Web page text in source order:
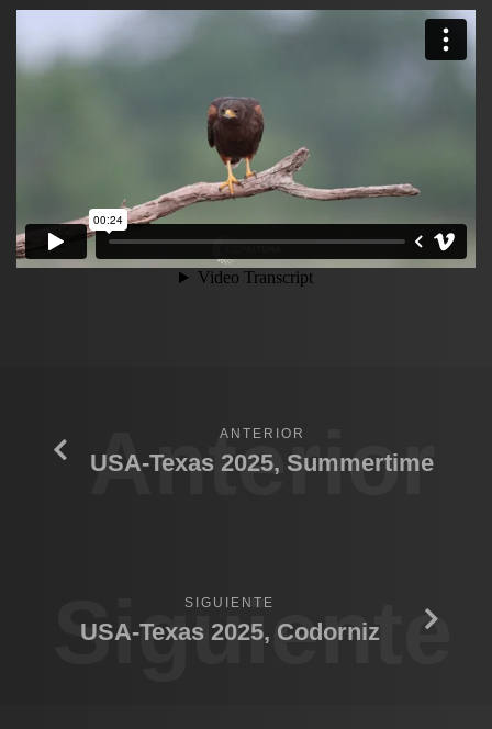
Anterior
ANTERIOR
USA-Texas 2025, Summertime
Siguiente
SIGUIENTE
USA-Texas 2025, Codorniz